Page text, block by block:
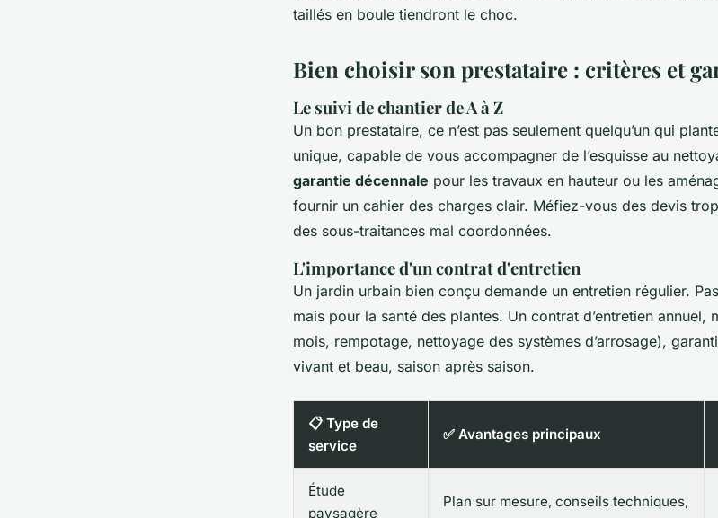
taillés en boule tiendront le choc.
Bien choisir son prestataire : critères et
Le suivi de chantier de A à Z
Un bon prestataire, ce n’est pas seulement quelqu’un qui
unique, capable de vous accompagner de l’esquisse au
garantie décennale pour les travaux en hauteur ou les
fournir un cahier des charges clair. Méfiez-vous des devis
des sous-traitances mal coordonnées.
L'importance d'un contrat d'entretien
Un jardin urbain bien conçu demande un entretien régulier.
mais pour la santé des plantes. Un contrat d’entretien annuel,
mois, rempotage, nettoyage des systèmes d’arrosage),
vivant et beau, saison après saison.
📋 Type de
service
✅ Avantages principaux
Étude
paysagère
Plan sur mesure, conseils techniques,